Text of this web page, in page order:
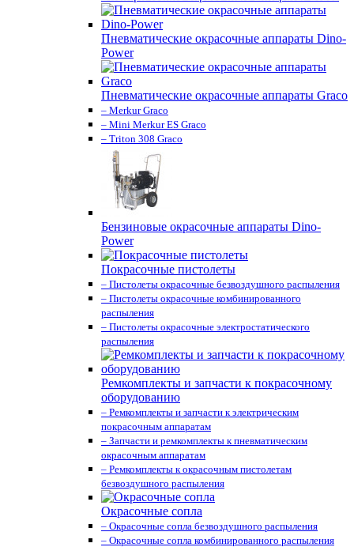
Пневматические окрасочные аппараты Dino-
Power
Пневматические окрасочные аппараты Graco
– Merkur Graco
– Mini Merkur ES Graco
– Triton 308 Graco
Бензиновые окрасочные аппараты Dino-
Power
Покрасочные пистолеты
– Пистолеты окрасочные безвоздушного распыления
– Пистолеты окрасочные комбинированного
распыления
– Пистолеты окрасочные электростатического
распыления
Ремкомплекты и запчасти к покрасочному
оборудованию
– Ремкомплекты и запчасти к электрическим
покрасочным аппаратам
– Запчасти и ремкомплекты к пневматическим
окрасочным аппаратам
– Ремкомплекты к окрасочным пистолетам
безвоздушного распыления
Окрасочные сопла
– Окрасочные сопла безвоздушного распыления
– Окрасочные сопла комбинированного распыления